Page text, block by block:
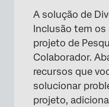
A solução de
Inclusão tem os
projeto de
Colaborador.
recursos que
solucionar
projeto,